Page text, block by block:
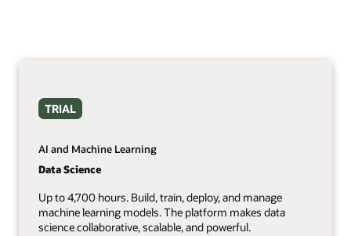
TRIAL
AI and Machine Learning
Data Science
Up to 4,700 hours. Build, train, deploy, and manage
machine learning models. The platform makes data
science collaborative, scalable, and powerful.